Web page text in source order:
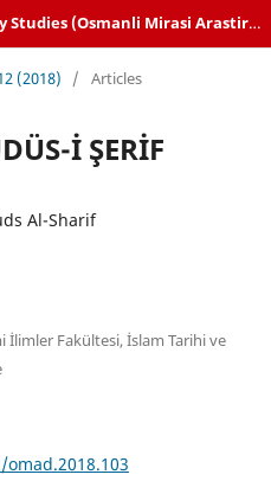
Journal of Ottoman Legacy Studies (Osmanli Mirasi Arastirmalari Dergisi)
(2018) / Articles
İ ŞERİF
Al-Sharif
Fakültesi, İslam Tarihi ve